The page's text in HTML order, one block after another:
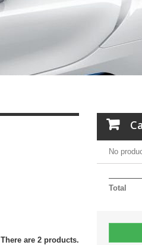
There are 2 products.
No
Total